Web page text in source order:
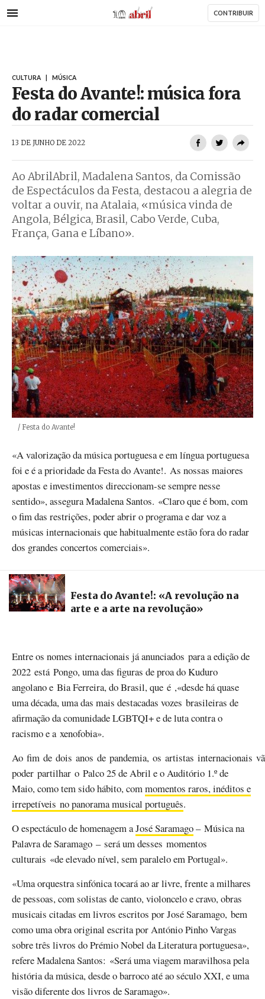
para
AbrilAbril CONTRIBUIR
CULTURA MÚSICA
Festa do Avante!: música fora
do radar comercial
13 DE JUNHO DE 2022
Ao AbrilAbril, Madalena Santos, da Comissão
de Espectáculos da Festa, destacou a alegria de
voltar a ouvir, na Atalaia, «música vinda de
Angola, Bélgica, Brasil, Cabo Verde, Cuba,
França, Gana e Líbano».
Créditos
/ Festa do Avante!
«A valorização da música portuguesa e em língua portuguesa
foi e é a prioridade da Festa do Avante!. As nossas maiores
apostas e investimentos direccionam-se sempre nesse
sentido», assegura Madalena Santos. «Claro que é bom, com
o fim das restrições, poder abrir o programa e dar voz a
músicas internacionais que habitualmente estão fora do radar
dos grandes concertos comerciais».
Festa do Avante!: «A revolução na
arte e a arte na revolução»
Entre os nomes internacionais já anunciados para a edição de
2022 está Pongo, uma das figuras de proa do Kuduro
angolano e Bia Ferreira, do Brasil, que é ,«desde há quase
uma década, uma das mais destacadas vozes brasileiras de
afirmação da comunidade LGBTQI+ e de luta contra o
racismo e a xenofobia».
Ao fim de dois anos de pandemia, os artistas internacionais
poder partilhar o Palco 25 de Abril e o Auditório 1.º de
Maio, como tem sido hábito, commomentos raros, inéditos e
irrepetíveis no panorama musical português.
O espectáculo de homenagem aJosé Saramago– Música na
Palavra de Saramago – será um desses momentos
culturais «de elevado nível, sem paralelo em Portugal».
«Uma orquestra sinfónica tocará ao ar livre, frente a milhares
de pessoas, com solistas de canto, violoncelo e cravo, obras
musicais citadas em livros escritos por José Saramago, bem
como uma obra original escrita por António Pinho Vargas
sobre três livros do Prémio Nobel da Literatura portuguesa»,
refere Madalena Santos: «Será uma viagem maravilhosa pela
história da música, desde o barroco até ao século XXI, e uma
visão diferente dos livros de Saramago».